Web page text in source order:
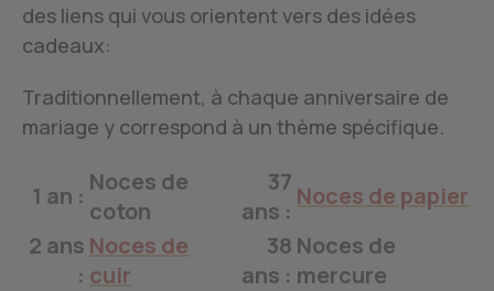
des liens qui vous orientent vers des idées
cadeaux:
Traditionnellement, à chaque anniversaire de
mariage y correspond à un thème spécifique.
1 an : Noces de
coton
37
ans :
Noces de papier
2 ans
:
Noces de
cuir
38
ans :
Noces de
mercure